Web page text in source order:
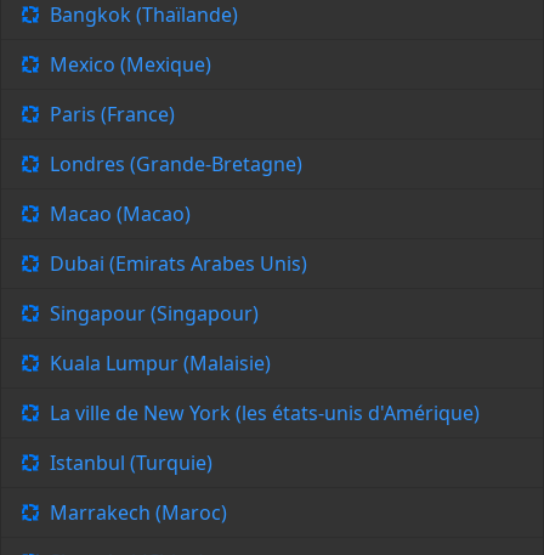
Bangkok (Thaïlande)
Mexico (Mexique)
Paris (France)
Londres (Grande-Bretagne)
Macao (Macao)
Dubai (Emirats Arabes Unis)
Singapour (Singapour)
Kuala Lumpur (Malaisie)
La ville de New York (les états-unis d'Amérique)
Istanbul (Turquie)
Marrakech (Maroc)